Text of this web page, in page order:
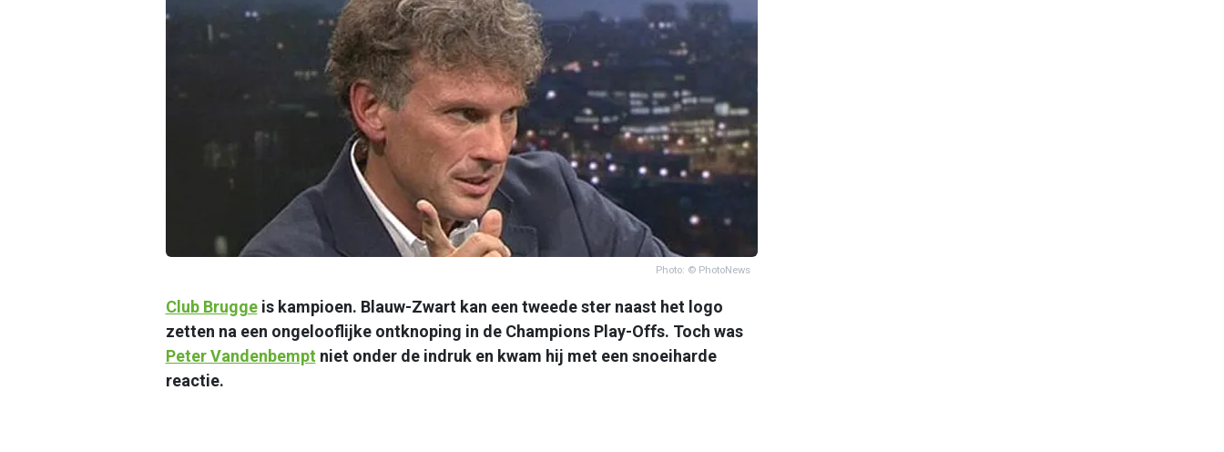
Photo: © PhotoNews
Club Bruggeis kampioen. Blauw-Zwart kan een tweede ster naast het logo
zetten na een ongelooflijke ontknoping in de Champions Play-Offs. Toch was
Peter Vandenbempt niet onder de indruk en kwam hij met een snoeiharde
reactie.